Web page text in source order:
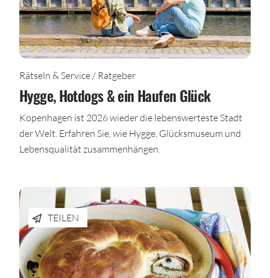
Rätseln & Service / Ratgeber
Hygge, Hotdogs & ein Haufen Glück
Kopenhagen ist 2026 wieder die lebenswerteste Stadt
der Welt. Erfahren Sie, wie Hygge, Glücksmuseum und
Lebensqualität zusammenhängen.
TEILEN